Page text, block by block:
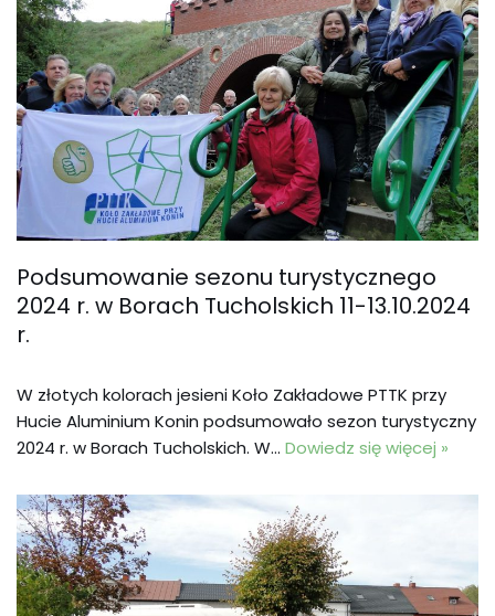
Podsumowanie sezonu turystycznego
2024 r. w Borach Tucholskich 11-13.10.2024
r.
W złotych kolorach jesieni Koło Zakładowe PTTK przy
Hucie Aluminium Konin podsumowało sezon turystyczny
2024 r. w Borach Tucholskich. W… Dowiedz się więcej »